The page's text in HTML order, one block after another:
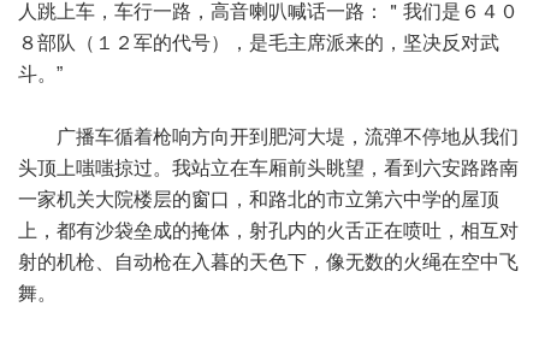
人跳上车，车行一路，高音喇叭喊话一路：＂我们是６４０
８部队（１２军的代号），是毛主席派来的，坚决反对武
斗。”
广播车循着枪响方向开到肥河大堤，流弹不停地从我们
头顶上嗤嗤掠过。我站立在车厢前头眺望，看到六安路路南
一家机关大院楼层的窗口，和路北的市立第六中学的屋顶
上，都有沙袋垒成的掩体，射孔内的火舌正在喷吐，相互对
射的机枪、自动枪在入暮的天色下，像无数的火绳在空中飞
舞。